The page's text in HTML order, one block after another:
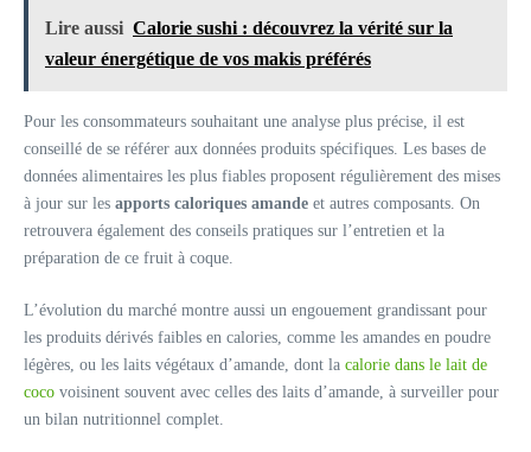
Lire aussi Calorie sushi : découvrez la vérité sur la
valeur énergétique de vos makis préférés
Pour les consommateurs souhaitant une analyse plus précise, il est
conseillé de se référer aux données produits spécifiques. Les bases de
données alimentaires les plus fiables proposent régulièrement des mises
à jour sur les apports caloriques amande et autres composants. On
retrouvera également des conseils pratiques sur l’entretien et la
préparation de ce fruit à coque.
L’évolution du marché montre aussi un engouement grandissant pour
les produits dérivés faibles en calories, comme les amandes en poudre
légères, ou les laits végétaux d’amande, dont la calorie dans le lait de
coco voisinent souvent avec celles des laits d’amande, à surveiller pour
un bilan nutritionnel complet.